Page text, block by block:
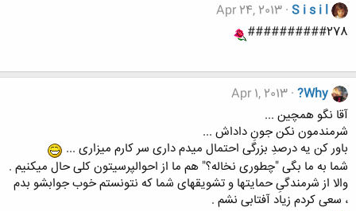
S i s i l
Apr 24, 2013
##########278
?Why
Apr 1, 2013
آقا نگو همچین ...
شرمندمون نکن جونِ داداش ...
باور کن یه درصدِ بزرگی احتمال میدم داری سر کارم میزاری ...
شما به ما بگی "چطوری نخاله؟" هم ما از احوالپرسیتون کلی حال میکنیم .
والا از شرمندگیِ حمایتها و تشویقهای شما که نتونستم خوب جوابشو بدم
، سعی کردم زیاد آفتابی نشم .